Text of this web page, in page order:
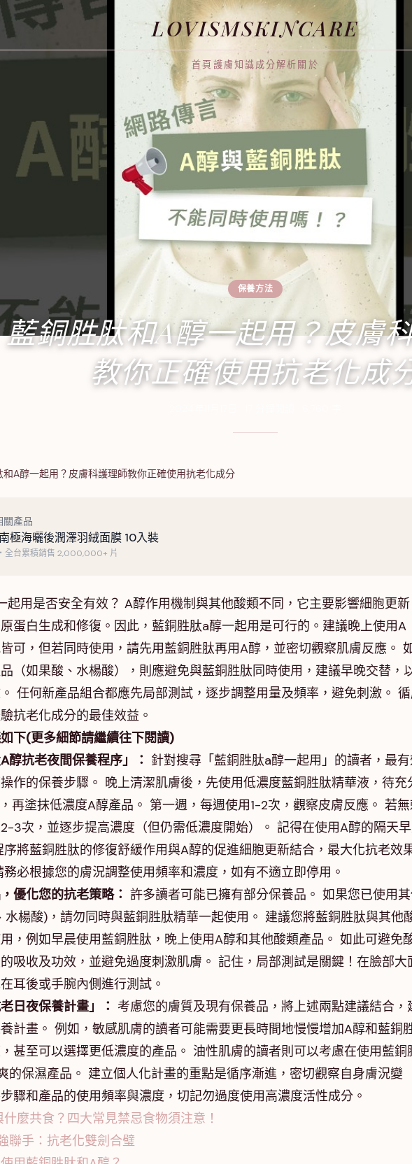
LOVISMSKINCARE
首頁 護膚知識成分解析 關於
保養方法
藍銅胜肽和A醇一起用？皮膚
教你正確使用抗老化成
和A醇一起用？皮膚科護理師教你正確使用抗老化成分
關產品
極海曬後潤澤羽絨面膜 10入裝
全台累積銷售 2,000,000+ 片
起用是否安全有效？ A醇作用機制與其他酸類不同，它主要影響細胞更
蛋白生成和修復。因此，藍銅胜肽a醇一起用是可行的。建議晚上使用A
可，但若同時使用，請先用藍銅胜肽再用A醇，並密切觀察肌膚反應。
（如果酸、水楊酸），則應避免與藍銅胜肽同時使用，建議早晚交替，
任何新產品組合都應先局部測試，逐步調整用量及頻率，避免刺激。
抗老化成分的最佳效益。
下(更多細節請繼續往下閱讀)
醇抗老夜間保養程序」： 針對搜尋「藍銅胜肽a醇一起用」的讀者，最
作的保養步驟。 晚上清潔肌膚後，先使用低濃度藍銅胜肽精華液，待充
再塗抹低濃度A醇產品。 第一週，每週使用1-2次，觀察皮膚反應。 若
3次，並逐步提高濃度（但仍需低濃度開始）。 記得在使用A醇的隔天
將藍銅胜肽的修復舒緩作用與A醇的促進細胞更新結合，最大化抗老效
必根據您的膚況調整使用頻率和濃度，如有不適立即停用。
優化您的抗老策略： 許多讀者可能已擁有部分保養品。 如果您已使用
楊酸)，請勿同時與藍銅胜肽精華一起使用。 建議您將藍銅胜肽與其他
，例如早晨使用藍銅胜肽，晚上使用A醇和其他酸類產品。 如此可避免
吸收及功效，並避免過度刺激肌膚。 記住，局部測試是關鍵！在臉部大
耳後或手腕內側進行測試。
日夜保養計畫」： 考慮您的膚質及現有保養品，將上述兩點建議結合，
計畫。 例如，敏感肌膚的讀者可能需要更長時間地慢慢增加A醇和藍銅
甚至可以選擇更低濃度的產品。 油性肌膚的讀者則可以考慮在使用藍銅
的保濕產品。 建立個人化計畫的重點是循序漸進，密切觀察自身膚況變
驟和產品的使用頻率與濃度，切記勿過度使用高濃度活性成分。
麼共食？四大常見禁忌食物須注意！
聯手：抗老化雙劍合璧